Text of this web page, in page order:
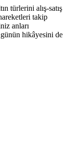
türlerini alış-satış
takip
anları
günün hikâyesini de